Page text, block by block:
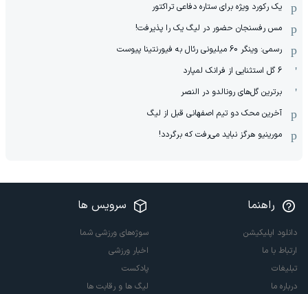
یک رکورد ویژه برای ستاره دفاعی تراکتور
مس رفسنجان حضور در لیگ یک را پذیرفت!
رسمی: وینگر 60 میلیونی رئال به فیورنتینا پیوست
6 گل استثنایی از فرانک لمپارد
برترین گل‌های رونالدو در النصر
آخرین محک دو تیم اصفهانی قبل از لیگ
مورینیو هرگز نباید می‌رفت که برگردد!
راهنما
دانلود اپلیکیشن
ارتباط با ما
تبلیغات
درباره ما
سرویس ها
سوژه‌های ورزشی شما
اخبار ورزشی
پادکست
لیگ ها و رقابت ها